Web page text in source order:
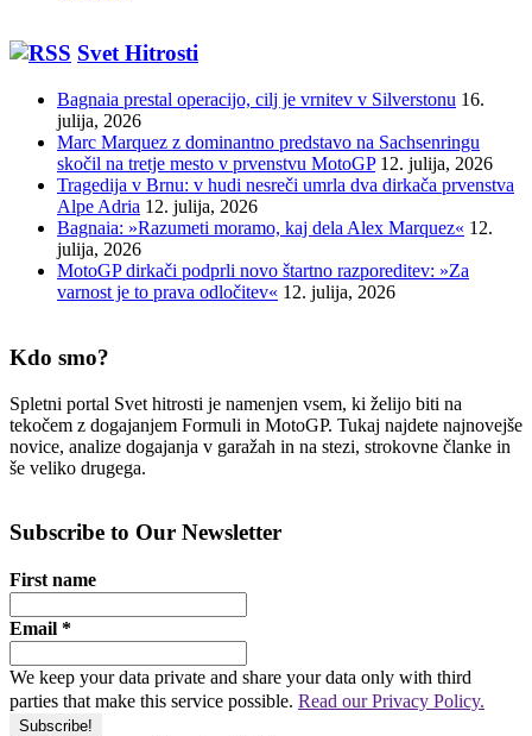
Svet Hitrosti
Bagnaia prestal operacijo, cilj je vrnitev v Silverstonu 16.
julija, 2026
Marc Marquez z dominantno predstavo na Sachsenringu
skočil na tretje mesto v prvenstvu MotoGP 12. julija, 2026
Tragedija v Brnu: v hudi nesreči umrla dva dirkača prvenstva
Alpe Adria 12. julija, 2026
Bagnaia: »Razumeti moramo, kaj dela Alex Marquez« 12.
julija, 2026
MotoGP dirkači podprli novo štartno razporeditev: »Za
varnost je to prava odločitev« 12. julija, 2026
Kdo smo?
Spletni portal Svet hitrosti je namenjen vsem, ki želijo biti na
tekočem z dogajanjem Formuli in MotoGP. Tukaj najdete najnovejše
novice, analize dogajanja v garažah in na stezi, strokovne članke in
še veliko drugega.
Subscribe to Our Newsletter
First name
Email *
We keep your data private and share your data only with third
parties that make this service possible. Read our Privacy Policy.